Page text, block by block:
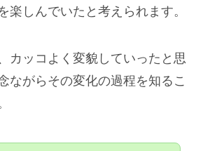
楽しんでいたと考えられます。
カッコよく変貌していったと思
ながらその変化の過程を知るこ